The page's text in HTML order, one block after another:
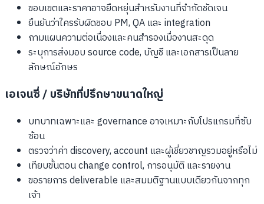
ขอบเขตและราคาอาจยืดหยุ่นสำหรับงานที่จำกัดชัดเจน
ยืนยันว่าใครรับผิดชอบ PM, QA และ integration
ถามแผนความต่อเนื่องและคนสำรองเมื่องานสะดุด
ระบุการส่งมอบ source code, บัญชี และเอกสารเป็นลาย
ลักษณ์อักษร
เอเจนซี่ / บริษัทที่ปรึกษาขนาดใหญ่
บทบาทเฉพาะและ governance อาจเหมาะกับโปรแกรมที่ซับ
ซ้อน
ตรวจว่าค่า discovery, account และผู้เชี่ยวชาญรวมอยู่หรือไม่
เทียบขั้นตอน change control, การอนุมัติ และรายงาน
ขอรายการ deliverable และสมมติฐานแบบเดียวกันจากทุก
เจ้า